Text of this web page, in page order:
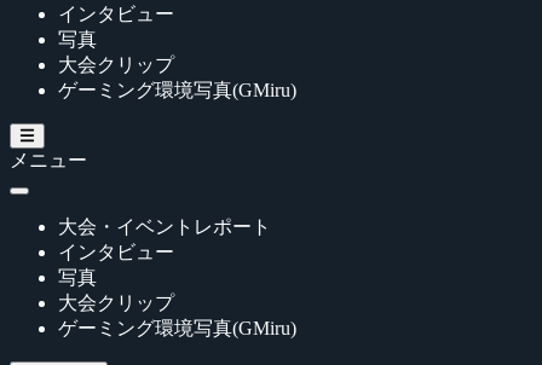
インタビュー
写真
大会クリップ
ゲーミング環境写真(GMiru)
メニュー
大会・イベントレポート
インタビュー
写真
大会クリップ
ゲーミング環境写真(GMiru)